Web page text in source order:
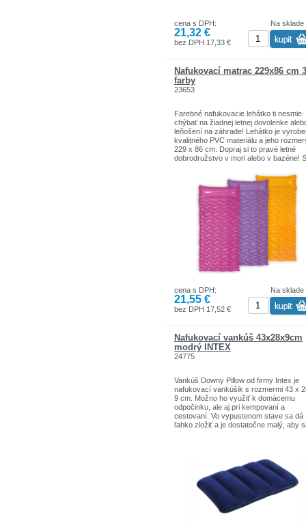
Na sklade
cena s DPH:
21,32 €
bez DPH 17,33 €
Nafukovací matrac 229x86 cm 3
farby
23653
Farebné nafukovacie lehátko ti nesmie
chýbať na žiadnej letnej dovolenke
leňošení na záhrade! Lehátko je
kvalitného PVC materiálu a jeho
229 x 86 cm. Dopraj si to pravé letné
dobrodružstvo v mori alebo v bazéne!
Na sklade
cena s DPH:
21,55 €
bez DPH 17,52 €
Nafukovací vankúš 43x28x9cm
modrý INTEX
24775
Vankúš Downy Pillow od firmy Intex je
nafukovací vankúšik s rozmermi 43 x
9 cm. Možno ho využiť k domácemu
odpočinku, ale aj pri kempovaní a
cestovaní. Vo vypustenom stave sa dá
ľahko zložiť a je dostatočne malý, aby
využiteľný doma aj vonku
rozmery 43 x 28 x 9 cm